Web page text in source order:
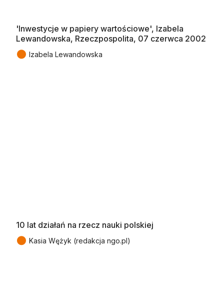
'Inwestycje w papiery wartościowe', Izabela
Lewandowska, Rzeczpospolita, 07 czerwca 2002
● Izabela Lewandowska
10 lat działań na rzecz nauki polskiej
● Kasia Wężyk (redakcja ngo.pl)